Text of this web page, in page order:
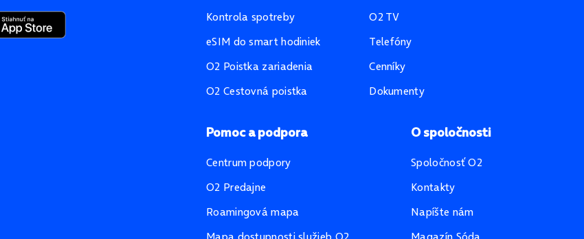
Kontrola spotreby
eSIM do smart hodiniek
O2 Poistka zariadenia
O2 Cestovná poistka
O2 TV
Telefóny
Cenníky
Dokumenty
Pomoc a podpora
Centrum podpory
O2 Predajne
Roamingová mapa
O spoločnosti
Spoločnosť O2
Kontakty
Napíšte nám